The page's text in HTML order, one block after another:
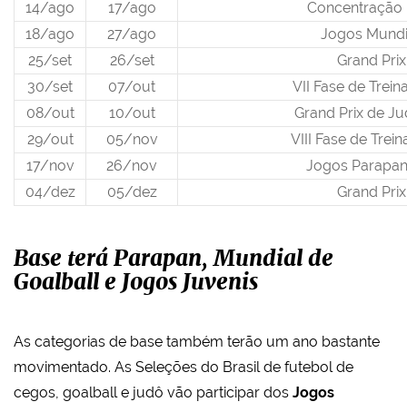
14/ago
17/ago
18/ago
27/ago
Jogos
25/set
26/set
Grand
30/set
07/out
VII Fase de
08/out
10/out
Grand Prix de
29/out
05/nov
VIII Fase de
17/nov
26/nov
Jogos
04/dez
05/dez Grand
Base terá Parapan, Mundial de
Goalball e Jogos Juvenis
As categorias de base também terão um ano bastante
movimentado. As Seleções do Brasil de futebol de
cegos, goalball e judô vão participar dos Jogos